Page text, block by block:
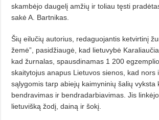
skambėjo daugelį amžių ir toliau tęsti
sakė A. Bartnikas.
Šių eilučių autorius, redaguojantis ketvirtinį
žemė”, pasidžiaugė, kad lietuvybė
kad žurnalas, spausdinamas 1 200
skaitytojus anapus Lietuvos sienos, kad nors
sąlygomis tarp abiejų kaimyninių šalių vyksta
bendravimas ir bendradarbiavimas. Jis
lietuvišką žodį, dainą ir šokį.